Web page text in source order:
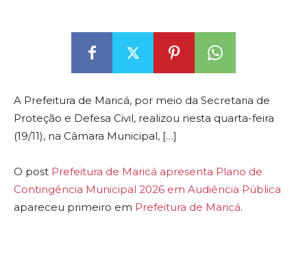
A Prefeitura de Maricá, por meio da Secretaria de
Proteção e Defesa Civil, realizou nesta quarta-feira
(19/11), na Câmara Municipal, […]
O post Prefeitura de Maricá apresenta Plano de
Contingência Municipal 2026 em Audiência Pública
apareceu primeiro em Prefeitura de Maricá.